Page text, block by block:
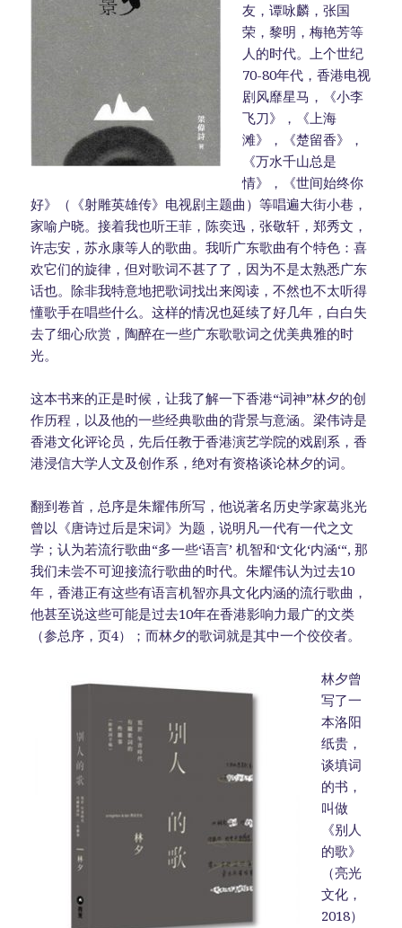
友，谭咏麟，张国
荣，黎明，梅艳芳等
人的时代。上个世纪
70-80年代，香港电视
剧风靡星马，《小李
飞刀》，《上海
滩》，《楚留香》，
《万水千山总是
情》，《世间始终你
好》（《射雕英雄传》电视剧主题曲）等唱遍大街小巷，
家喻户晓。接着我也听王菲，陈奕迅，张敬轩，郑秀文，
许志安，苏永康等人的歌曲。我听广东歌曲有个特色：喜
欢它们的旋律，但对歌词不甚了了，因为不是太熟悉广东
话也。除非我特意地把歌词找出来阅读，不然也不太听得
懂歌手在唱些什么。这样的情况也延续了好几年，白白失
去了细心欣赏，陶醉在一些广东歌歌词之优美典雅的时
光。
这本书来的正是时候，让我了解一下香港“词神”林夕的创
作历程，以及他的一些经典歌曲的背景与意涵。梁伟诗是
香港文化评论员，先后任教于香港演艺学院的戏剧系，香
港浸信大学人文及创作系，绝对有资格谈论林夕的词。
翻到卷首，总序是朱耀伟所写，他说著名历史学家葛兆光
曾以《唐诗过后是宋词》为题，说明凡一代有一代之文
学；认为若流行歌曲“多一些‘语言’ 机智和‘文化‘内涵‘“, 那
我们未尝不可迎接流行歌曲的时代。朱耀伟认为过去10
年，香港正有这些有语言机智亦具文化内涵的流行歌曲，
他甚至说这些可能是过去10年在香港影响力最广的文类
（参总序，页4）；而林夕的歌词就是其中一个佼佼者。
林夕曾
写了一
本洛阳
纸贵，
谈填词
的书，
叫做
《别人
的歌》
（亮光
文化，
2018）